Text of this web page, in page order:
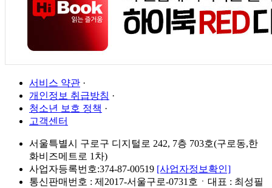
서비스 약관 ·
개인정보 취급방침 ·
청소년 보호 정책 ·
고객센터
서울특별시 구로구 디지털로 242, 7층 703호(구로동,한
화비즈메트로 1차)
사업자등록번호:374-87-00519 [사업자정보확인]
통신판매번호 : 제2017-서울구로-0731호ㆍ대표 : 최성필